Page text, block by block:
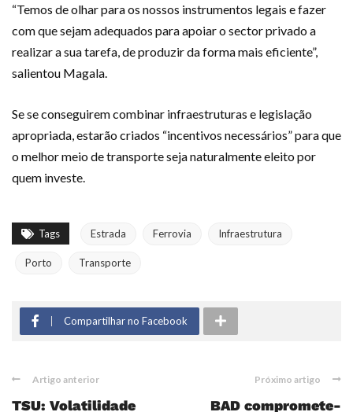
“Temos de olhar para os nossos instrumentos legais e fazer
com que sejam adequados para apoiar o sector privado a
realizar a sua tarefa, de produzir da forma mais eficiente”,
salientou Magala.
Se se conseguirem combinar infraestruturas e legislação
apropriada, estarão criados “incentivos necessários” para que
o melhor meio de transporte seja naturalmente eleito por
quem investe.
Tags Estrada Ferrovia Infraestrutura
Porto Transporte
Compartilhar no Facebook
Artigo anterior
TSU: Volatilidade
Próximo artigo
BAD compromete-